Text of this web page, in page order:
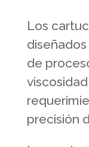
Los
de
precisión